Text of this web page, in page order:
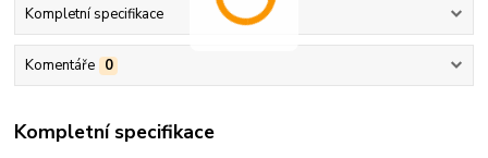
Kompletní specifikace
Komentáře 0
Kompletní specifikace